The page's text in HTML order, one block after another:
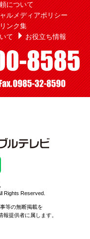
について
ルメディアポリシー
リンク集
て お役立ち情報
Rights Reserved.
等の無断掲載を
提供者に属します。